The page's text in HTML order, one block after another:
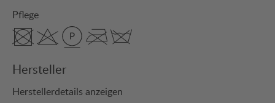
Pflege
Hersteller
Herstellerdetails anzeigen